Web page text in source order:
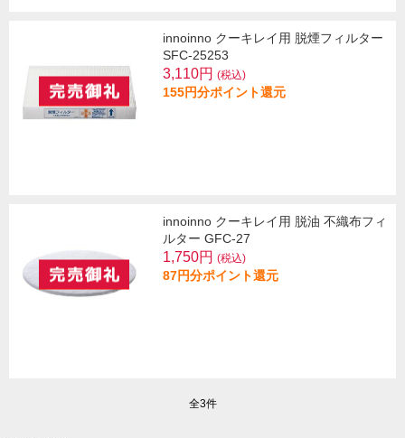
innoinno クーキレイ用 脱煙フィルター
SFC-25253
3,110円 (税込)
155円分ポイント還元
innoinno クーキレイ用 脱油 不織布フィ
ルター GFC-27
1,750円 (税込)
87円分ポイント還元
全3件